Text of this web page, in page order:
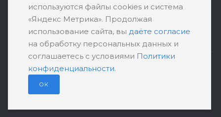
support@ratingbankrotstva.ru
111398, Москва, ул. Плеханова, д. 30,
абонентский ящик №5
ПОЛИТИКА КОНФИДЕНЦИАЛЬНОСТИ
ПОЛЬЗОВАТЕЛЬСКОЕ СОГЛАШЕНИЕ
используются файлы cookies и система
«Яндекс Метрика». Продолжая
использование сайта, вы даёте согласие
на обработку персональных данных и
соглашаетесь с условиями Политики
конфиденциальности.
ОК